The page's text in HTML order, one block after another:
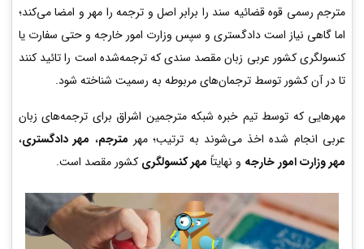
مترجم رسمی قوه قضائیه سند را برابر اصل و ترجمه را مهر و امضا می‌کند؛
اما گاهی نیاز است دادگستری و سپس وزارت امور خارجه و حتی سفارت یا
کنسولگری کشور عربی زبان مقصد سندی که ترجمه‌شده است را تائید کنند
تا در آن کشور توسط ترجمان‌های مربوطه به رسمیت شناخته شود.
مهرهایی که توسط تیم خبره شبکه مترجمین اشراق برای ترجمه‌های زبان
عربی انجام شده اخذ می‌شوند به ترتیب؛ مهر مترجم، مهر دادگستری،
مهر وزارت امور خارجه و نهایتاً مهر کنسولگری کشور مقصد است.